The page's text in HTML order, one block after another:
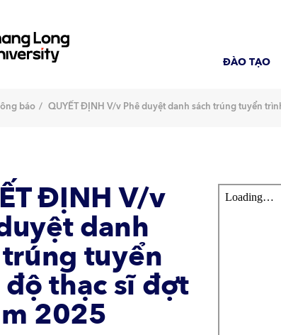
ĐÀO TẠO
báo QUYẾT ĐỊNH V/v Phê duyệt danh sách trúng tuyển
ĐỊNH V/v
danh
tuyển
thạc sĩ đợt
2025